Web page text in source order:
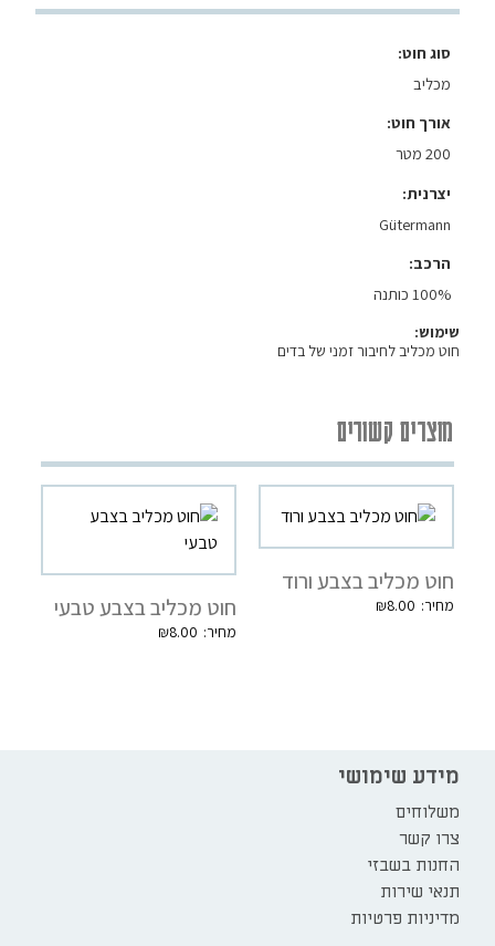
סוג חוט
מכליב
אורך חוט
200 מטר
יצרנית
Gütermann
הרכב
100% כותנה
שימוש:
חוט מכליב לחיבור זמני של בדים
מוצרים קשורים
חוט מכליב בצבע ורוד
₪8.00 חוט מכליב בצבע טבעי
₪8.00
מידע שימושי
משלוחים
צרו קשר
החנות בשבזי
תנאי שירות
מדיניות פרטיות